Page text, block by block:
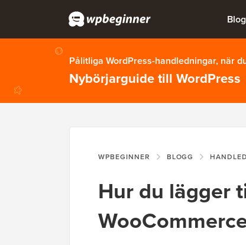
Pålitliga WordPress-handledningar, när
Nybörjarguide till WordPress
WPBEGINNER BLOGG
Hur du lägger